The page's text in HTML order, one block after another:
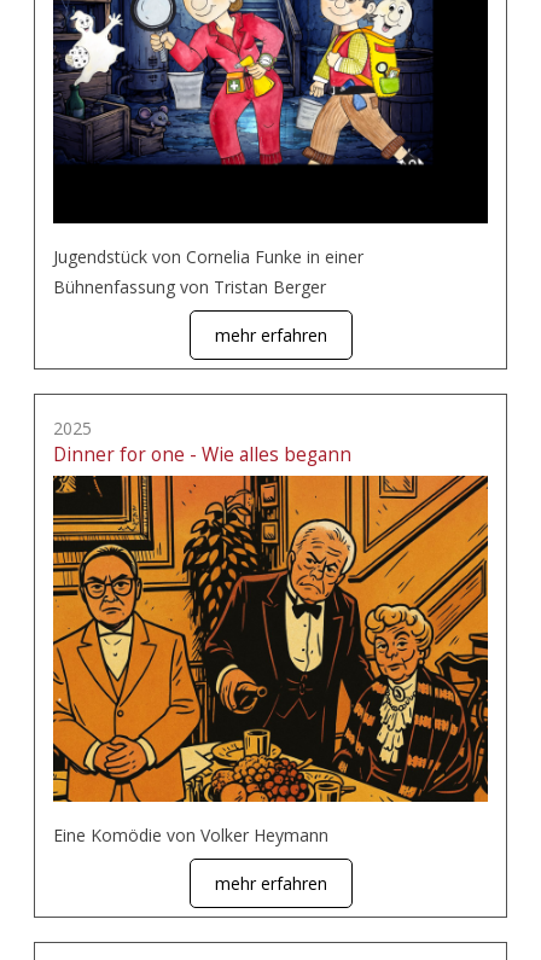
Jugendstück von Cornelia Funke in einer
Bühnenfassung von Tristan Berger
mehr erfahren
2025
Dinner for one - Wie alles begann
Eine Komödie von Volker Heymann
mehr erfahren